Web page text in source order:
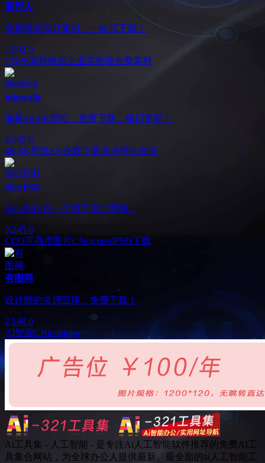
图巨人
免费精品设计素材，一站式下载！
1,992 0
CNPS素材模板企业荣誉墙免费素材
hdqwalls
海量4K/8K壁纸，免费下载，每日更新！
2,465 0
4K/8K壁纸EN免费下载高清壁纸资源
NicePSD
NicePSD 是一个对于设计师和...
3,245 0
CCO可商用图片CNnicepsdPSD下载
有图网
设计师的灵感宝库，免费下载！
2,140 0
AI智能CNiconlogo
Ai工具集 - 人工智能 - 是专注Ai人工智能软件推荐的免费AI工
具集合网站，为全球办公人提供最新、最全面的ai人工智能工